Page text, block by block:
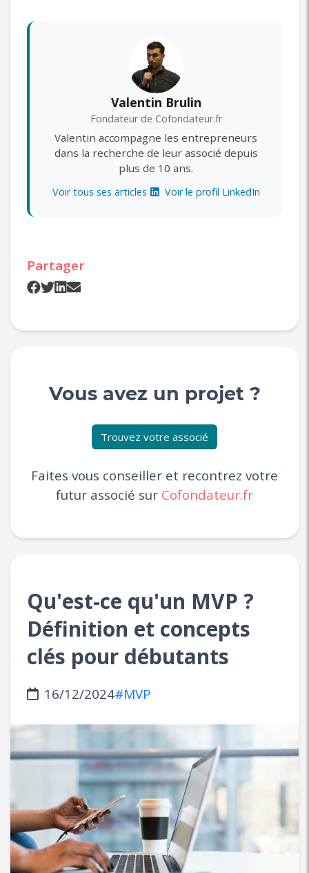
Valentin Brulin
Fondateur de Cofondateur.fr
Valentin accompagne les entrepreneurs
dans la recherche de leur associé depuis
plus de 10 ans.
Voir tous ses articles Voir le profil LinkedIn
Partager
Vous avez un projet ?
Trouvez votre associé
Faites vous conseiller et recontrez votre
futur associé sur Cofondateur.fr
Qu'est-ce qu'un MVP ?
Définition et concepts
clés pour débutants
16/12/2024#MVP